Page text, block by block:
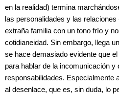
en la realidad) termina
las personalidades y las
extraña familia con un tono frío y
cotidianeidad. Sin embargo, llega
se hace demasiado evidente que
para hablar de la incomunicación y
responsabilidades. Especialmente
al desenlace, que es, sin duda, lo